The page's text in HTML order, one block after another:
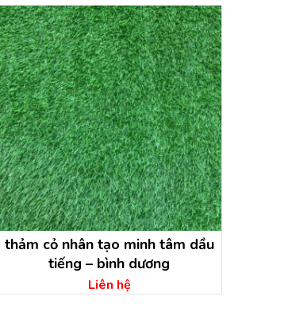
thảm cỏ nhân tạo minh tâm dầu
tiếng – bình dương
Liên hệ